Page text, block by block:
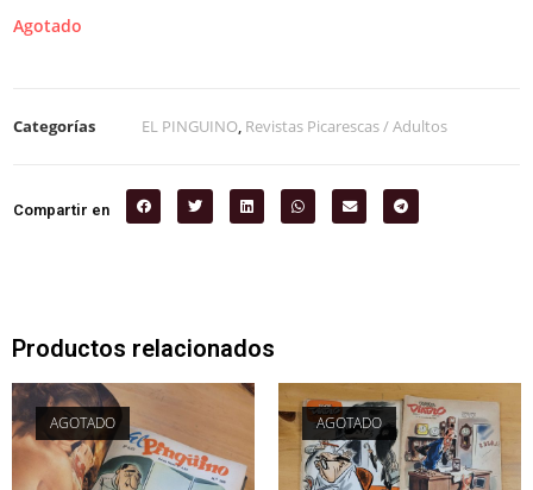
Agotado
Categorías EL PINGUINO, Revistas Picarescas / Adultos
Compartir en
Productos relacionados
AGOTADO AGOTADO